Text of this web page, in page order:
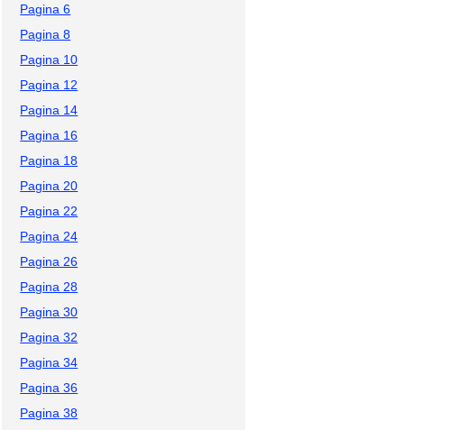
Pagina 6
Pagina 8
Pagina 10
Pagina 12
Pagina 14
Pagina 16
Pagina 18
Pagina 20
Pagina 22
Pagina 24
Pagina 26
Pagina 28
Pagina 30
Pagina 32
Pagina 34
Pagina 36
Pagina 38